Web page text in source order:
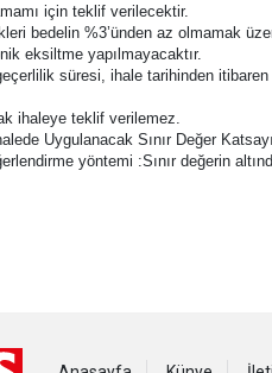
için teklif verilecektir.
bedelin %3’ünden az olmamak
eksiltme yapılmayacaktır.
süresi, ihale tarihinden
ihaleye teklif verilemez.
Uygulanacak Sınır Değer
yöntemi :Sınır değerin